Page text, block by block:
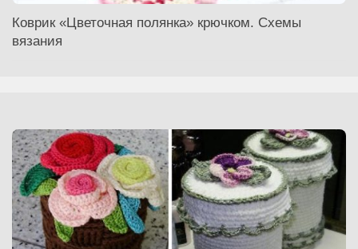
Коврик «Цветочная полянка» крючком. Схемы
вязания